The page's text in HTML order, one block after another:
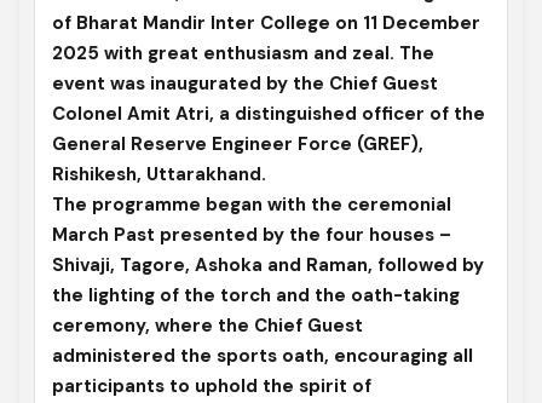
of Bharat Mandir Inter College on 11 December
2025 with great enthusiasm and zeal. The
event was inaugurated by the Chief Guest
Colonel Amit Atri, a distinguished officer of the
General Reserve Engineer Force (GREF),
Rishikesh, Uttarakhand.
The programme began with the ceremonial
March Past presented by the four houses –
Shivaji, Tagore, Ashoka and Raman, followed by
the lighting of the torch and the oath-taking
ceremony, where the Chief Guest
administered the sports oath, encouraging all
participants to uphold the spirit of